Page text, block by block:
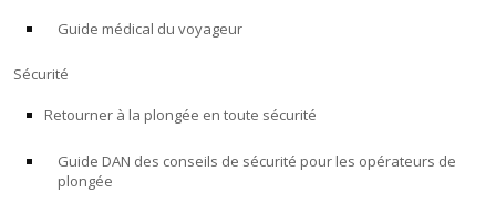
Alert Diver
Blog
Guide médical du voyageur
Sécurité
Retourner à la plongée en toute sécurité
Guide DAN des conseils de sécurité pour les opérateurs de
plongée